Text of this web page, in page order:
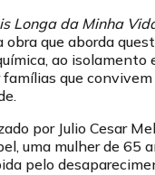
Longa da Minha
obra que aborda
ao isolamento
que
por Julio Cesar
uma mulher de 65
pelo